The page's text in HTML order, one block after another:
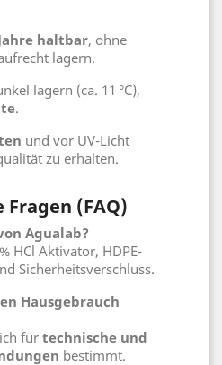
haltbar, ohne
lagern.
lagern (ca. 11 °C),
.
und vor UV-Licht
zu erhalten.
(FAQ)
Agualab?
HCl Aktivator, HDPE-
Sicherheitsverschluss.
Hausgebrauch
für technische und
bestimmt.